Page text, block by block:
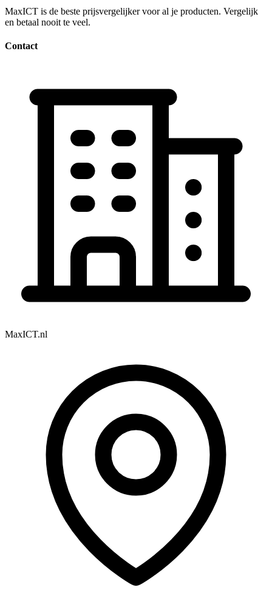
MaxICT is de beste prijsvergelijker voor al je producten. Vergelijk
en betaal nooit te veel.
Contact
MaxICT.nl